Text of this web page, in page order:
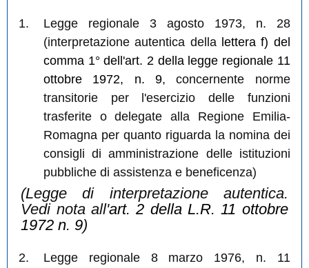
Legge regionale 3 agosto 1973, n. 28
(interpretazione autentica della lettera f) del
comma 1° dell'art. 2 della legge regionale 11
ottobre 1972, n. 9, concernente norme
transitorie per l'esercizio delle funzioni
trasferite o delegate alla Regione Emilia-
Romagna per quanto riguarda la nomina dei
consigli di amministrazione delle istituzioni
pubbliche di assistenza e beneficenza)
(Legge di interpretazione autentica.
Vedi nota all'art. 2 della L.R. 11 ottobre
1972 n. 9)
Legge regionale 8 marzo 1976, n. 11